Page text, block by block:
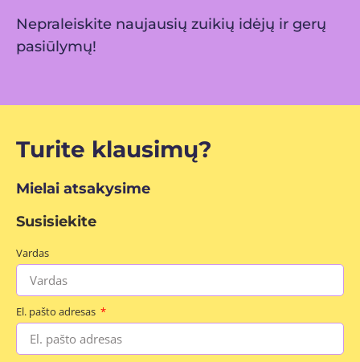
Nepraleiskite naujausių zuikių idėjų ir gerų
pasiūlymų!
Turite klausimų?
Mielai atsakysime
Susisiekite
Vardas
El. pašto adresas